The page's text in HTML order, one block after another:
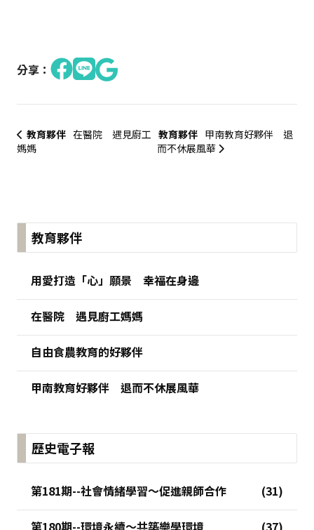
分享：
教育夥伴 在醫院 遇見廚工
媽媽
教育夥伴 甲南教育好夥伴 退
而不休展風華
:::教育夥伴
用愛打造「心」願景 幸福在身邊
在醫院 遇見廚工媽媽
自由食農教育的好夥伴
甲南教育好夥伴 退而不休展風華
歷史電子報
第181期--社會情緒學習～促進親師合作
第180期--環境永續～共築樂學環境